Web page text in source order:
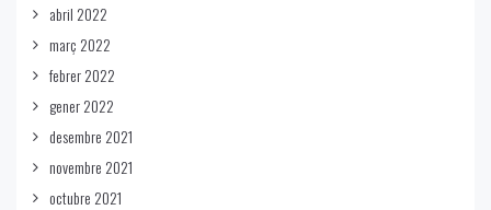
abril 2022
març 2022
febrer 2022
gener 2022
desembre 2021
novembre 2021
octubre 2021